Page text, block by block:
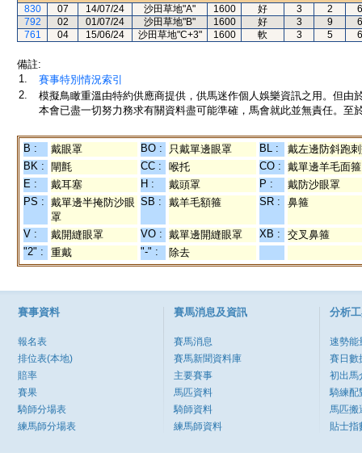
830
07 14/07/24 沙田草地"A" 1600 好 3 2
792
02 01/07/24 沙田草地"B" 1600 好 3 9
761
04 15/06/24 沙田草地"C+3" 1600 軟 3 5
備註:
1.
賽事特別情況索引
2.
模擬鳥瞰重溫由特約供應商提供，供馬迷作個人娛樂資訊之用。但
本會已盡一切努力務求有關資料盡可能準確，馬會就此並無責任。至
B : 戴眼罩 BO : 只戴單邊眼罩 BL :
戴左邊防斜跑
BK :
閘氈 CC : 喉托 CO : 戴單邊羊毛面箍
E :
戴耳塞 H : 戴頭罩 P :
戴防沙眼罩
PS : 戴單邊半掩防沙眼
罩
SB : 戴羊毛額箍 SR : 鼻箍
V : 戴開縫眼罩 VO : 戴單邊開縫眼罩 XB :
交叉鼻箍
"2" :
重戴 "-" : 除去
賽事資料
報名表
排位表(本地)
賠率
賽果
騎師分場表
練馬師分場表
賽馬消息及資訊
賽馬消息
賽馬新聞資料庫
主要賽事
馬匹資料
騎師資料
練馬師資料
分析
速勢能
賽日數
初出馬
騎練配
馬匹搬
貼士指